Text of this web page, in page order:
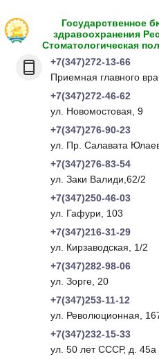
Государственное
здравоохранения
Стоматологическая
+7(347)272-13-66
Приемная главного
+7(347)272-46-62
ул. Новомостовая, 9
+7(347)276-90-23
ул. Пр. Салавата
+7(347)276-83-54
ул. Заки Валиди,62/2
+7(347)250-46-03
ул. Гафури, 103
+7(347)216-31-29
ул. Кирзаводская, 1/2
+7(347)282-98-06
ул. Зорге, 20
+7(347)253-11-12
ул. Революционная,
+7(347)232-15-33
ул. 50 лет СССР, д. 45а